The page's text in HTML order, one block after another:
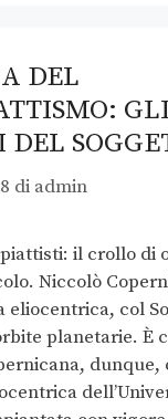
DEL
GLI
DEL
di admin
il crollo di
Niccolò
eliocentrica, col
planetarie. È
dunque,